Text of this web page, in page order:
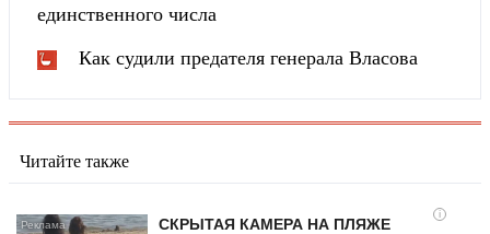
единственного числа
Как судили предателя генерала Власова
Читайте также
i
СКРЫТАЯ КАМЕРА НА ПЛЯЖЕ